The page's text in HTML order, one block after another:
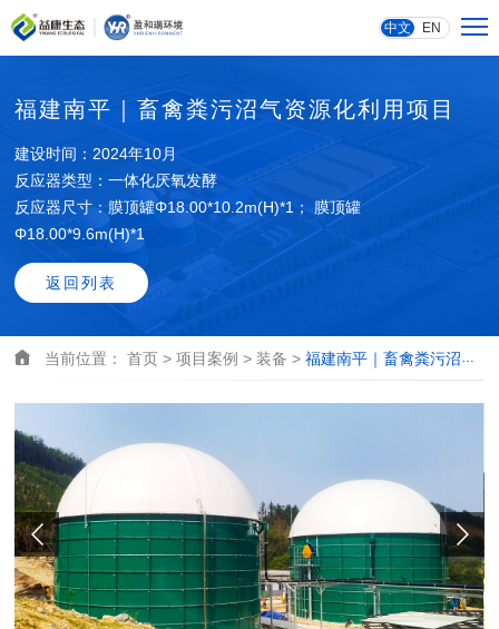
中文 EN
福建南平｜畜禽粪污沼气资源化利用项目
返回列表
建设时间：2024年10月
反应器类型：一体化厌氧发酵
反应器尺寸：膜顶罐Φ18.00*10.2m(H)*1； 膜顶罐
Φ18.00*9.6m(H)*1
当前位置： 首页 > 项目案例 > 装备 > 福建南平｜畜禽粪污沼气资源化利用项目